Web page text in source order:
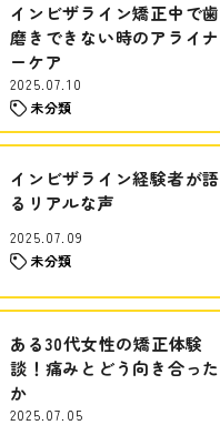
インビザライン矯正中で歯
磨きできない時のアライナ
ーケア
2025.07.10
未分類
インビザライン経験者が語
るリアルな声
2025.07.09
未分類
ある30代女性の矯正体験
談！痛みとどう向き合った
か
2025.07.05